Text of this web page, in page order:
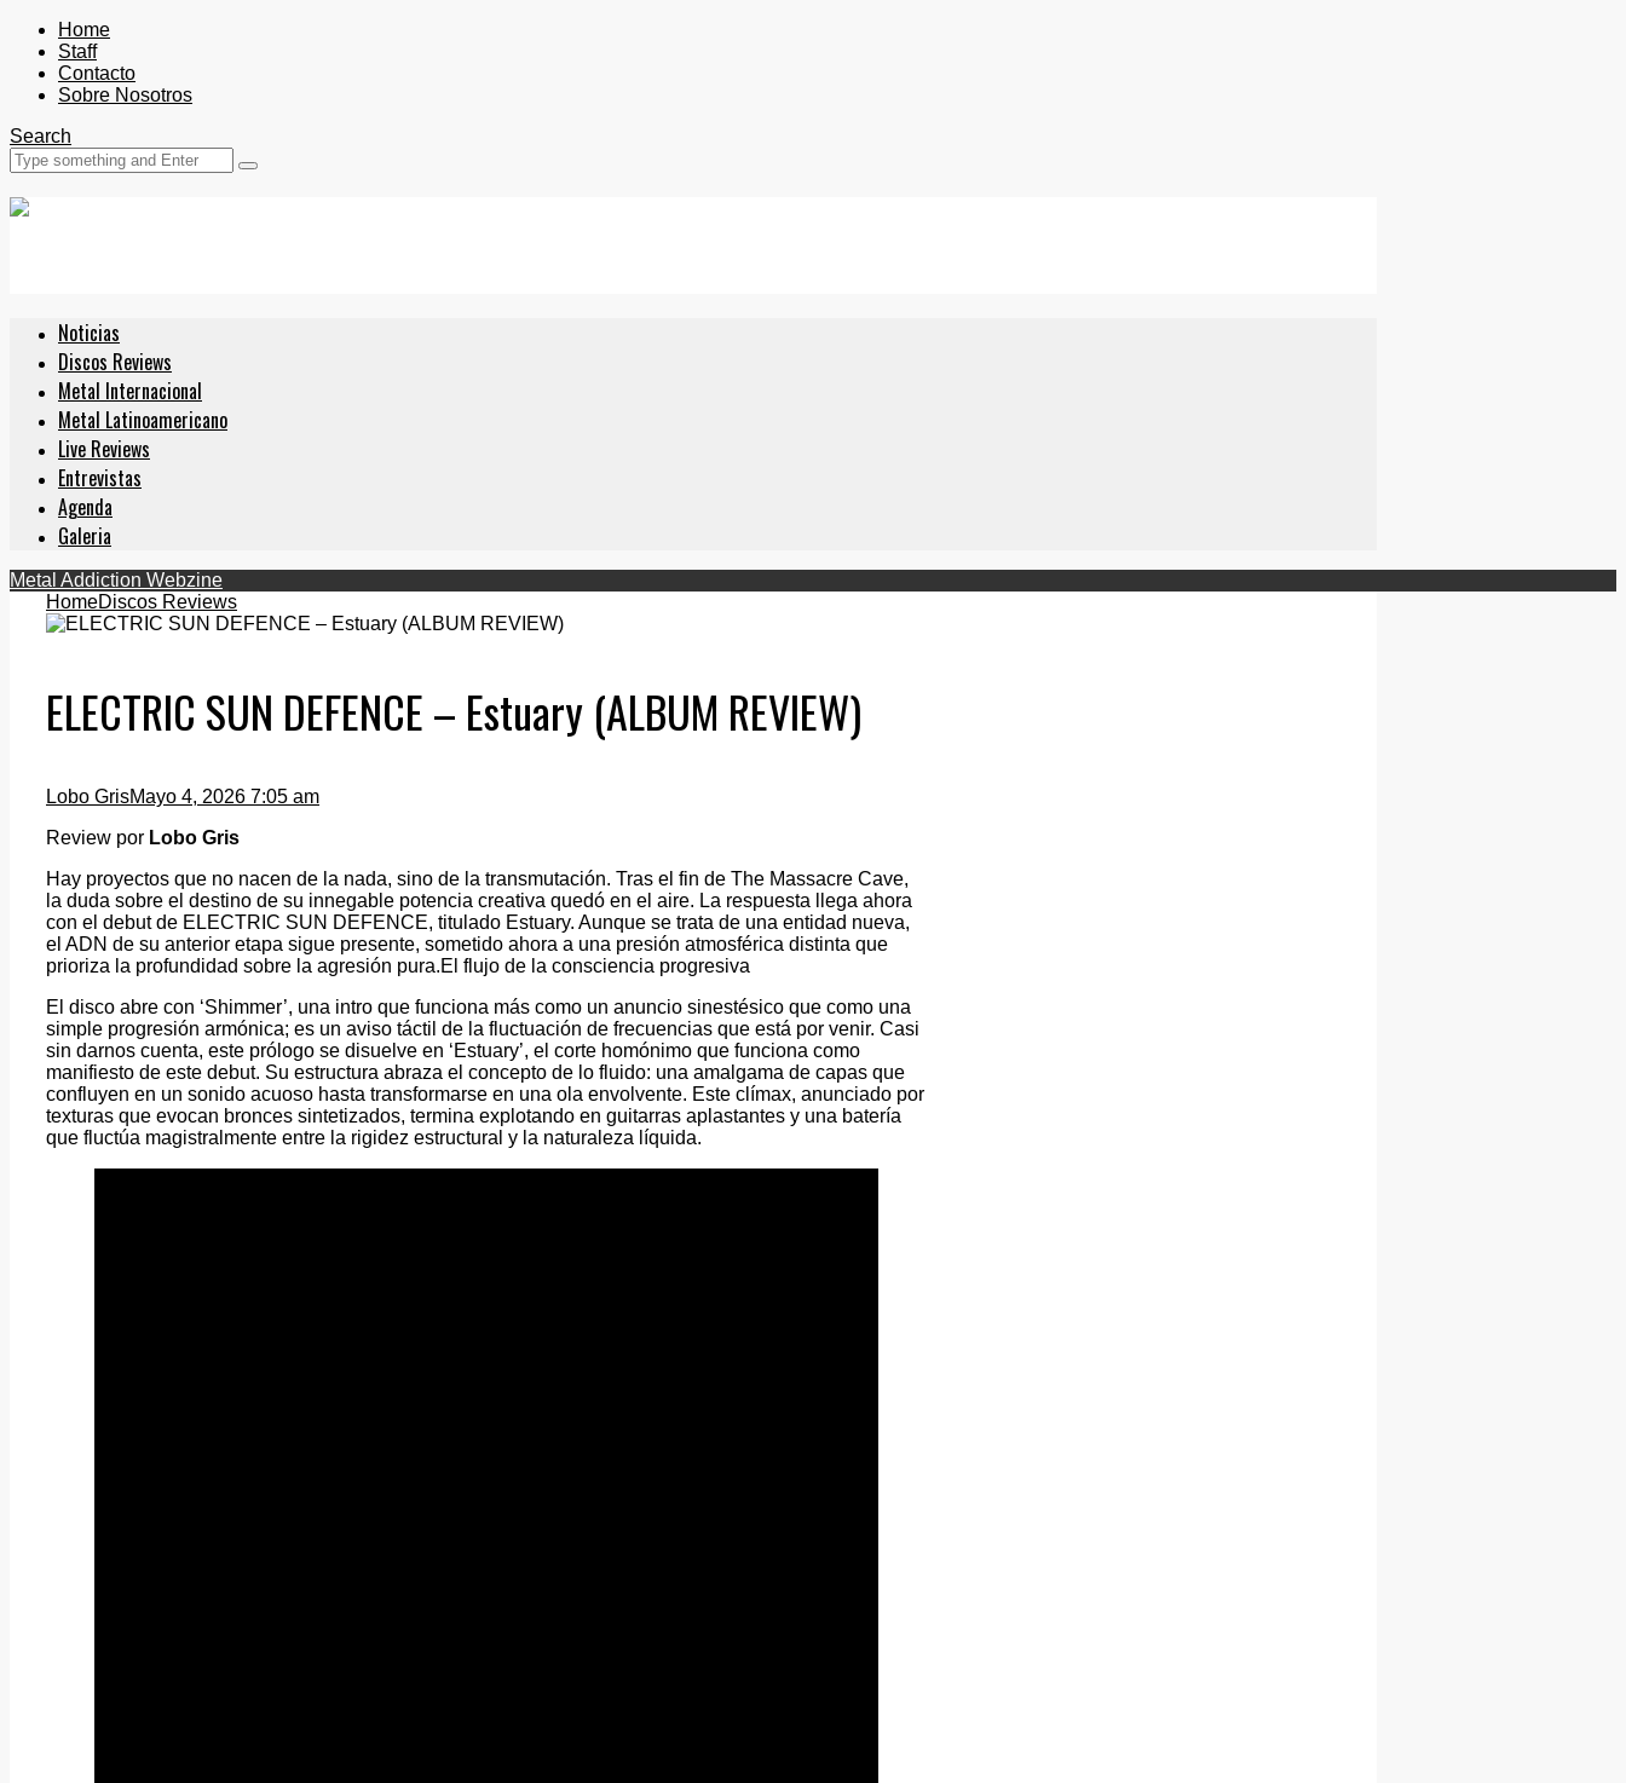
Home
Staff
Contacto
Sobre Nosotros
Search
Noticias
Discos Reviews
Metal Internacional
Metal Latinoamericano
Live Reviews
Entrevistas
Agenda
Galeria
Metal Addiction Webzine
HomeDiscos Reviews
ELECTRIC SUN DEFENCE – Estuary (ALBUM REVIEW)
Lobo GrisMayo 4, 2026 7:05 am
Review por Lobo Gris
Hay proyectos que no nacen de la nada, sino de la transmutación. Tras el fin de The Massacre Cave,
la duda sobre el destino de su innegable potencia creativa quedó en el aire. La respuesta llega ahora
con el debut de ELECTRIC SUN DEFENCE, titulado Estuary. Aunque se trata de una entidad nueva,
el ADN de su anterior etapa sigue presente, sometido ahora a una presión atmosférica distinta que
prioriza la profundidad sobre la agresión pura.El flujo de la consciencia progresiva
El disco abre con ‘Shimmer’, una intro que funciona más como un anuncio sinestésico que como una
simple progresión armónica; es un aviso táctil de la fluctuación de frecuencias que está por venir. Casi
sin darnos cuenta, este prólogo se disuelve en ‘Estuary’, el corte homónimo que funciona como
manifiesto de este debut. Su estructura abraza el concepto de lo fluido: una amalgama de capas que
confluyen en un sonido acuoso hasta transformarse en una ola envolvente. Este clímax, anunciado por
texturas que evocan bronces sintetizados, termina explotando en guitarras aplastantes y una batería
que fluctúa magistralmente entre la rigidez estructural y la naturaleza líquida.